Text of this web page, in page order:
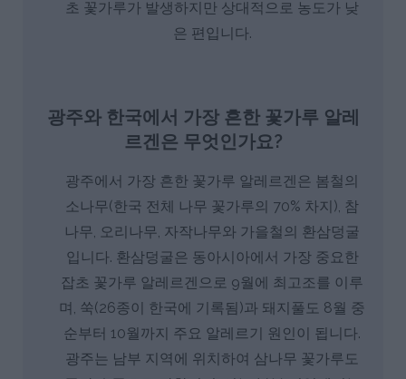
초 꽃가루가 발생하지만 상대적으로 농도가 낮
은 편입니다.
광주와 한국에서 가장 흔한 꽃가루 알레
르겐은 무엇인가요?
광주에서 가장 흔한 꽃가루 알레르겐은 봄철의
소나무(한국 전체 나무 꽃가루의 70% 차지), 참
나무, 오리나무, 자작나무와 가을철의 환삼덩굴
입니다. 환삼덩굴은 동아시아에서 가장 중요한
잡초 꽃가루 알레르겐으로 9월에 최고조를 이루
며, 쑥(26종이 한국에 기록됨)과 돼지풀도 8월 중
순부터 10월까지 주요 알레르기 원인이 됩니다.
광주는 남부 지역에 위치하여 삼나무 꽃가루도